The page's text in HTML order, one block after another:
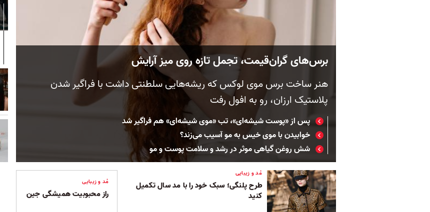
برس‌های گران‌قیمت، تجمل تازه روی میز آرایش
هنر ساخت برس موی لوکس که ریشه‌هایی سلطنتی داشت با فراگیر شدن
پلاستیک ارزان، رو به افول رفت
پس از «پوست شیشه‌ای»، تب «موی شیشه‌ای» هم فراگیر شد
خوابیدن با موی خیس به مو آسیب می‌زند؟
شش روغن گیاهی موثر در رشد و سلامت پوست و مو
مُد و زیبایی
طرح پلنگی؛ سبک خود را با مد سال تکمیل
کنید
مُد و زیبایی
راز محبوبیت همیشگی جین